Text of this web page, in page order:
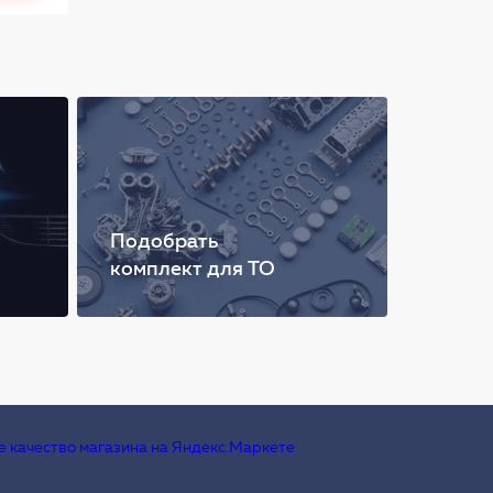
Подобрать
комплект для ТО